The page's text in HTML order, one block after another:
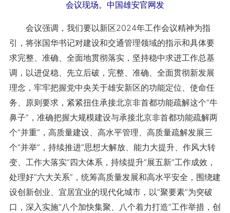
会议现场。中国雄安官网发
会议强调，我们要以新区2024年工作会议精神为指
引，将张国华书记对建设和交通管理领域的指示和具体要
求完整、准确、全面地贯彻落实，坚持稳中求进工作总基
调，以进促稳、先立后破，完整、准确、全面贯彻新发展
理念，牢牢把握党中央关于雄安新区的功能定位、使命任
务、原则要求，紧紧扭住承接北京非首都功能疏解这个“牛
鼻子”，准确把握大规模建设与承接北京非首都功能疏解两
个“并重”，高质量建设、高水平管理、高质量疏解发展三
个“并举”，持续推进“思想大解放、能力大提升、作风大转
变、工作大落实”四大体系，持续提升“展五新”工作成效，
处理好“六大关系”，统筹高质量发展和高水平安全，围绕建
设创新创业、宜居宜业的现代化城市，以“聚要素”为突破
口，深入实施“八个加快集聚、八个着力打造”工作举措，创